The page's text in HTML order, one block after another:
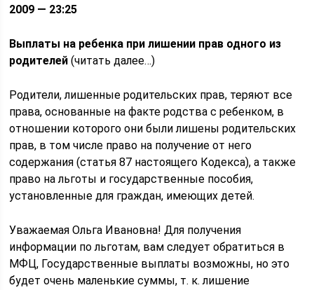
2009 — 23:25
Выплаты на ребенка при лишении прав одного из
родителей (читать далее…)
Родители, лишенные родительских прав, теряют все
права, основанные на факте родства с ребенком, в
отношении которого они были лишены родительских
прав, в том числе право на получение от него
содержания (статья 87 настоящего Кодекса), а также
право на льготы и государственные пособия,
установленные для граждан, имеющих детей.
Уважаемая Ольга Ивановна! Для получения
информации по льготам, вам следует обратиться в
МФЦ, Государственные выплаты возможны, но это
будет очень маленькие суммы, т. к. лишение